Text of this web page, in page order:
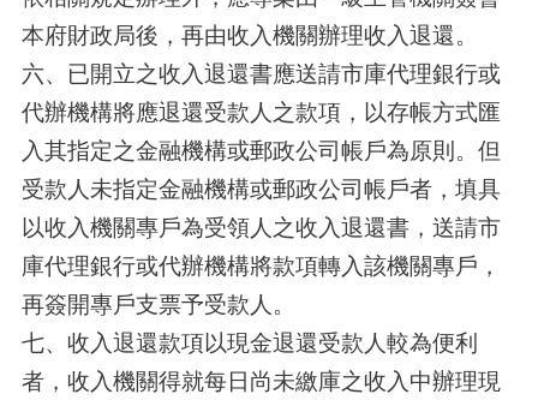
本府財政局後，再由收入機關辦理收入退還。
六、已開立之收入退還書應送請市庫代理銀行或
代辦機構將應退還受款人之款項，以存帳方式匯
入其指定之金融機構或郵政公司帳戶為原則。但
受款人未指定金融機構或郵政公司帳戶者，填具
以收入機關專戶為受領人之收入退還書，送請市
庫代理銀行或代辦機構將款項轉入該機關專戶，
再簽開專戶支票予受款人。
七、收入退還款項以現金退還受款人較為便利
者，收入機關得就每日尚未繳庫之收入中辦理現